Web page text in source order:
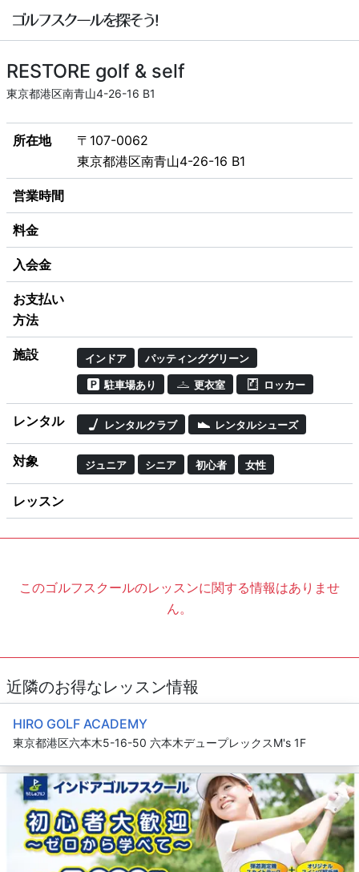
RESTORE golf & self
東京都港区南青山4-26-16 B1
所在地
〒107-0062
東京都港区南青山4-26-16 B1
営業時間
料金
入会金
お支払い
方法
施設 インドア パッティンググリーン
駐車場あり 更衣室 ロッカー
レンタル レンタルクラブ レンタルシューズ
対象 ジュニア シニア 初心者 女性
レッスン
このゴルフスクールのレッスンに関する情報はありませ
ん。
近隣のお得なレッスン情報
HIRO GOLF ACADEMY
東京都港区六本木5-16-50 六本木デュープレックスM's 1F